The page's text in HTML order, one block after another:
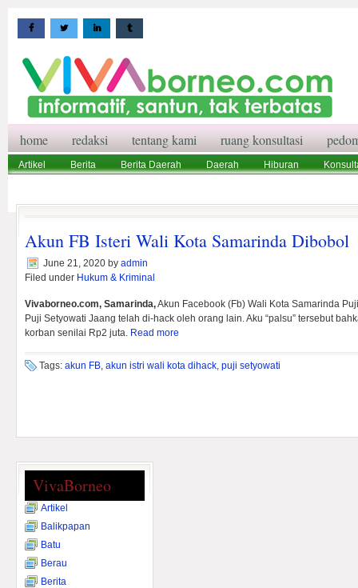
home redaksi tentang kami ruang konsultasi
Artikel Berita Berita Daerah Daerah Hiburan
Akun FB Isteri Wali Kota Samarinda Dibobol
June 21, 2020 by admin
Filed under Hukum & Kriminal
Vivaborneo.com, Samarinda,Akun Facebook (Fb) Wali Kota Samarinda
Puji Setyowati Jaang telah di-hack oleh orang lain. Aku “palsu” tersebut
korban senilai Rp2 juta. Read more
Tags: akun FB, akun istri wali kota dihack, puji setyowati
VivaBorneo
Artikel
Balikpapan
Batu
Berau
Berita